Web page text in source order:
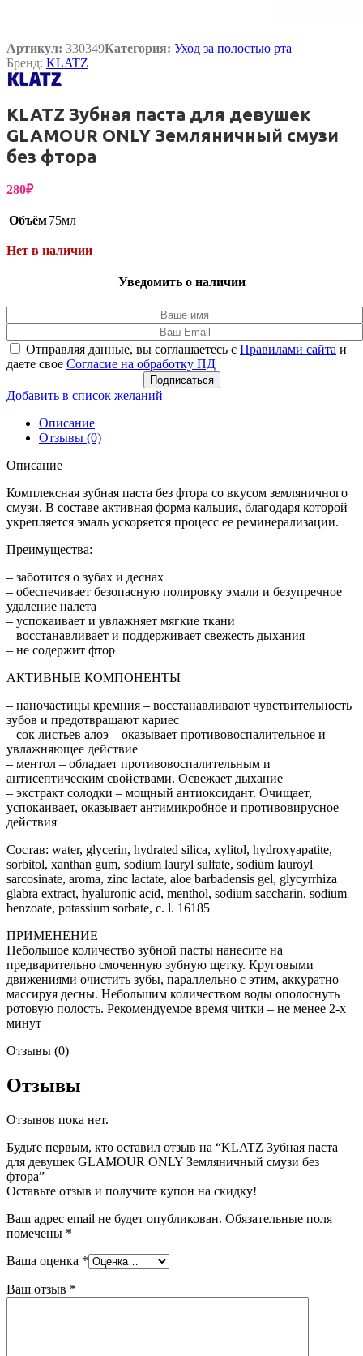
Артикул: 330349Категория: Уход за полостью рта
Бренд: KLATZ
KLATZ Зубная паста для девушек
GLAMOUR ONLY Земляничный смузи
без фтора
280₽
Объём75мл
Нет в наличии
Уведомить о наличии
Отправляя данные, вы соглашаетесь с Правилами сайта и
даете свое Согласие на обработку ПД
Подписаться
Добавить в список желаний
Описание
Отзывы (0)
Описание
Комплексная зубная паста без фтора со вкусом земляничного
смузи. В составе активная форма кальция, благодаря которой
укрепляется эмаль ускоряется процесс ее реминерализации.
Преимущества:
– заботится о зубах и деснах
– обеспечивает безопасную полировку эмали и безупречное
удаление налета
– успокаивает и увлажняет мягкие ткани
– восстанавливает и поддерживает свежесть дыхания
– не содержит фтор
АКТИВНЫЕ КОМПОНЕНТЫ
– наночастицы кремния – восстанавливают чувствительность
зубов и предотвращают кариес
– сок листьев алоэ – оказывает противовоспалительное и
увлажняющее действие
– ментол – обладает противовоспалительным и
антисептическим свойствами. Освежает дыхание
– экстракт солодки – мощный антиоксидант. Очищает,
успокаивает, оказывает антимикробное и противовирусное
действия
Состав: water, glycerin, hydrated silica, xylitol, hydroxyapatite,
sorbitol, xanthan gum, sodium lauryl sulfate, sodium lauroyl
sarcosinate, aroma, zinc lactate, aloe barbadensis gel, glycyrrhiza
glabra extract, hyaluronic acid, menthol, sodium saccharin, sodium
benzoate, potassium sorbate, c. l. 16185
ПРИМЕНЕНИЕ
Небольшое количество зубной пасты нанесите на
предварительно смоченную зубную щетку. Круговыми
движениями очистить зубы, параллельно с этим, аккуратно
массируя десны. Небольшим количеством воды ополоснуть
ротовую полость. Рекомендуемое время читки – не менее 2-х
минут
Отзывы (0)
Отзывы
Отзывов пока нет.
Будьте первым, кто оставил отзыв на “KLATZ Зубная паста
для девушек GLAMOUR ONLY Земляничный смузи без
фтора”
Оставьте отзыв и получите купон на скидку!
Ваш адрес email не будет опубликован. Обязательные поля
помечены *
Ваша оценка *
Ваш отзыв *